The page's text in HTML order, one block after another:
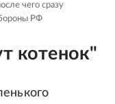
чего сразу
РФ
котенок"